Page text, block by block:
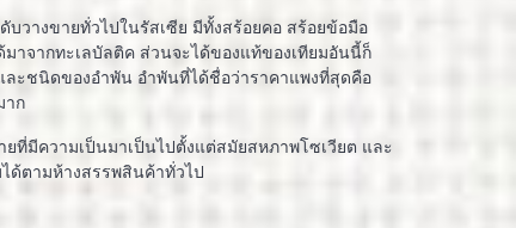
วางขายทั่วไปในรัสเซีย มีทั้งสร้อยคอ สร้อยข้อมือ
าจากทะเลบัลติค ส่วนจะได้ของแท้ของเทียมอันนี้ก็
ละชนิดของอำพัน อำพันที่ได้ชื่อว่าราคาแพงที่สุดคือ
าก
มีความเป็นมาเป็นไปตั้งแต่สมัยสหภาพโซเวียต และ
ด้ตามห้างสรรพสินค้าทั่วไป